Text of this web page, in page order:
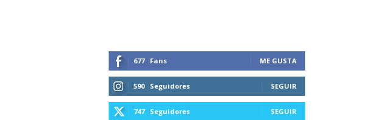
677 Fans ME GUSTA
590 Seguidores SEGUIR
747 Seguidores SEGUIR